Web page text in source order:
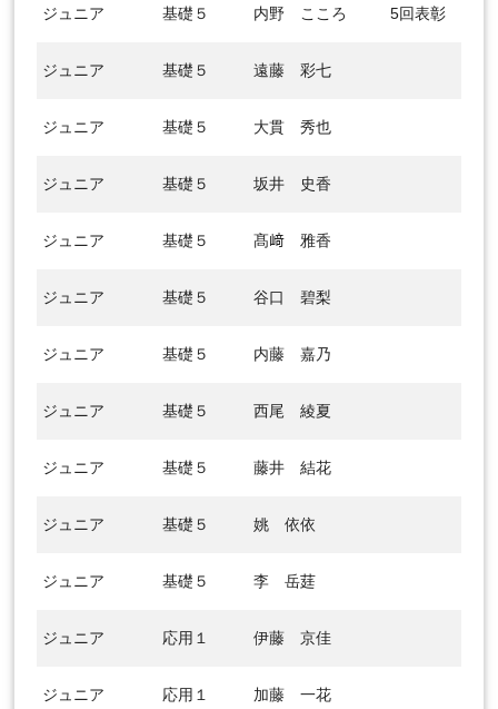
ジュニア 基礎５ 内野 こころ 5回表彰
ジュニア 基礎５ 遠藤 彩七
ジュニア 基礎５ 大貫 秀也
ジュニア 基礎５ 坂井 史香
ジュニア 基礎５ 髙﨑 雅香
ジュニア 基礎５ 谷口 碧梨
ジュニア 基礎５ 内藤 嘉乃
ジュニア 基礎５ 西尾 綾夏
ジュニア 基礎５ 藤井 結花
ジュニア 基礎５ 姚 依依
ジュニア 基礎５ 李 岳莛
ジュニア 応用１ 伊藤 京佳
ジュニア 応用１ 加藤 一花